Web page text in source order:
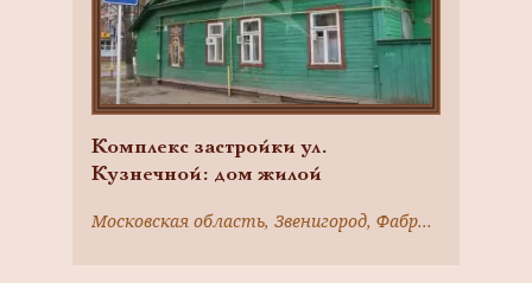
Комплекс застройки ул.
Кузнечной: дом жилой
Московская область, Звенигород, Фабричного ул., 16/3